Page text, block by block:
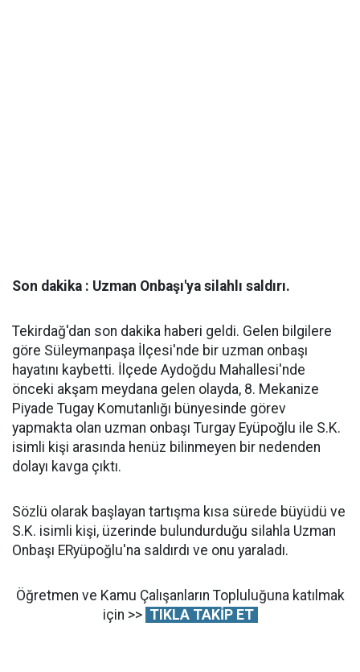
Son dakika : Uzman Onbaşı'ya silahlı saldırı.
Tekirdağ'dan son dakika haberi geldi. Gelen bilgilere
göre Süleymanpaşa İlçesi'nde bir uzman onbaşı
hayatını kaybetti. İlçede Aydoğdu Mahallesi'nde
önceki akşam meydana gelen olayda, 8. Mekanize
Piyade Tugay Komutanlığı bünyesinde görev
yapmakta olan uzman onbaşı Turgay Eyüpoğlu ile S.K.
isimli kişi arasında henüz bilinmeyen bir nedenden
dolayı kavga çıktı.
Sözlü olarak başlayan tartışma kısa sürede büyüdü ve
S.K. isimli kişi, üzerinde bulundurduğu silahla Uzman
Onbaşı ERyüpoğlu'na saldırdı ve onu yaraladı.
Öğretmen ve Kamu Çalışanların Topluluğuna katılmak
için >> TIKLA TAKİP ET